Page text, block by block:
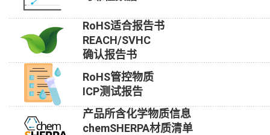
RoHS适合报告书
REACH/SVHC
确认报告书
RoHS管控物质
ICP测试报告
产品所含化学物质信息
chemSHERPA材质清单